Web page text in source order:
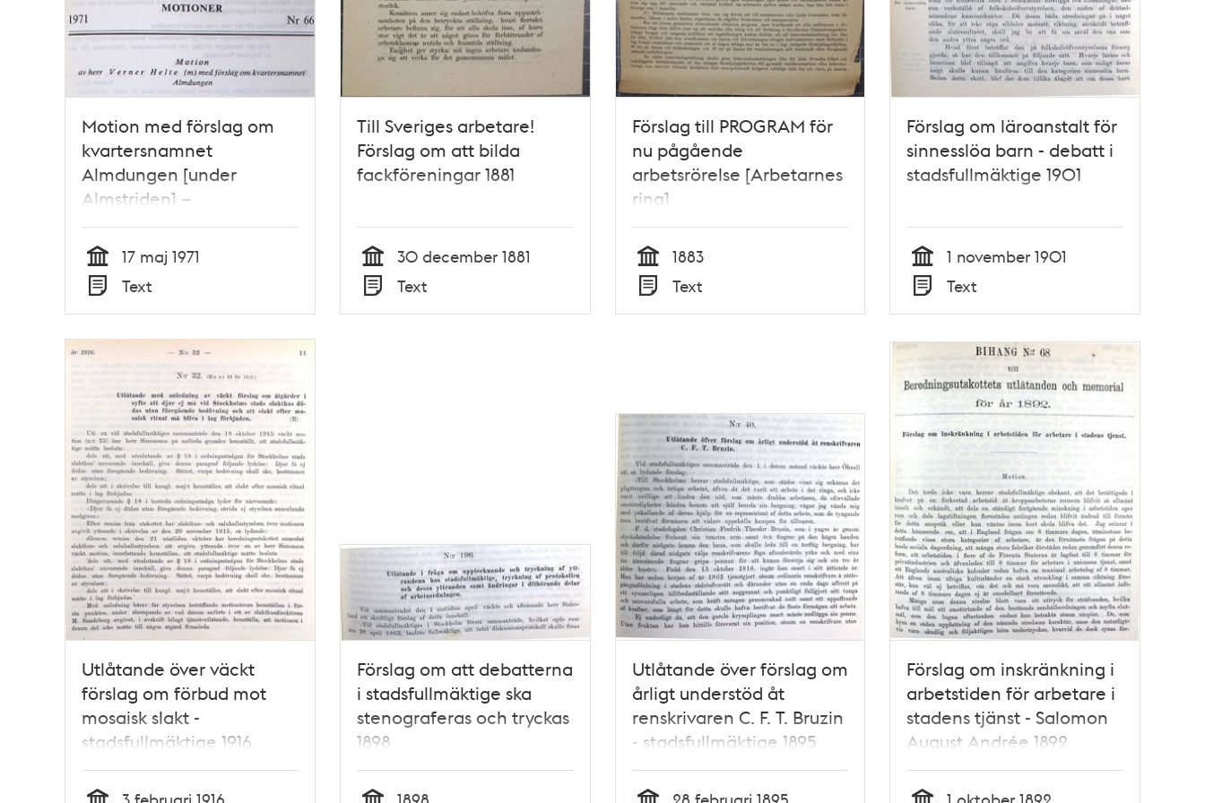
Motion med förslag om
kvartersnamnet
Almdungen [under
Almstriden] –
Kommunfullmäktige 1971
Tid
17 maj 1971
Typ
Text
Till Sveriges arbetare!
Förslag om att bilda
fackföreningar 1881
Tid
30 december 1881
Typ
Text
Förslag till PROGRAM för
nu pågående
arbetsrörelse [Arbetarnes
ring]
Tid
1883
Typ
Text
Förslag om läroanstalt för
sinnesslöa barn - debatt i
stadsfullmäktige 1901
Tid
1 november 1901
Typ
Text
Utlåtande över väckt
förslag om förbud mot
mosaisk slakt -
stadsfullmäktige 1916
Förslag om att debatterna
i stadsfullmäktige ska
stenograferas och tryckas
1898
Utlåtande över förslag om
årligt understöd åt
renskrivaren C. F. T. Bruzin
- stadsfullmäktige 1895
Förslag om inskränkning i
arbetstiden för arbetare i
stadens tjänst - Salomon
August Andrée 1892